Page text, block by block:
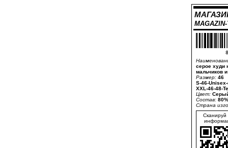
серое худи
мальчиков
Размер: 46
S-46-
XXL-46-48-
Цвет:
Состав:
Страна
Сканируй